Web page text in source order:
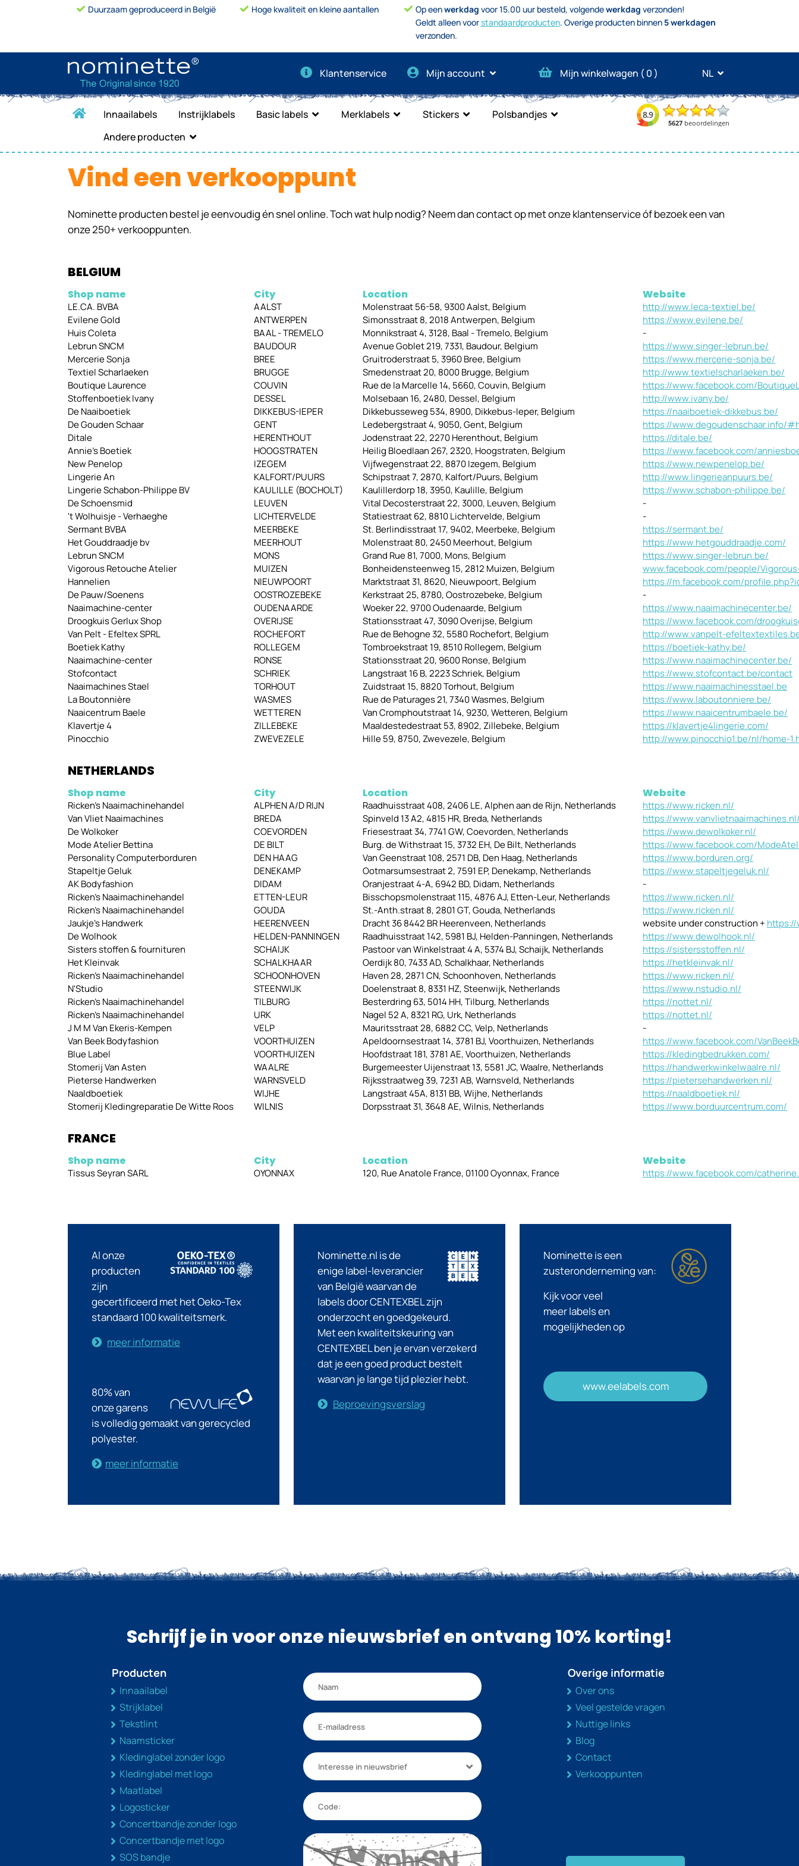
Duurzaam geproduceerd in België Hoge kwaliteit en kleine aantallen Op eenwerkdag voor 15.00 uur besteld, volgendewerkdag verzonden!
Geldt alleen voorstandaardproducten. Overige producten binnen 5 werkdagen
verzonden.
Klantenservice Mijn account Mijn winkelwagen ( 0) NL
Innaailabels Instrijklabels Basic labels Merklabels Stickers
Polsbandjes
Andere producten
Vind een verkooppunt
Nominette producten bestel je eenvoudig én snel online. Toch wat hulp nodig? Neem dan contact op met onze klantenservice óf bezoek een van
onze 250+ verkooppunten.
BELGIUM
Shop name City Location Website
LE.CA. BVBA AALST Molenstraat 56-58, 9300 Aalst, Belgium
http://www.leca-textiel.be/
Evilene Gold
ANTWERPEN Simonsstraat 8, 2018 Antwerpen, Belgium
https://www.evilene.be/
Huis Coleta
BAAL - TREMELO Monnikstraat 4, 3128, Baal - Tremelo, Belgium
-
Lebrun SNCM
BAUDOUR Avenue Goblet 219, 7331, Baudour, Belgium
https://www.singer-lebrun.be/
Mercerie Sonja
BREE Gruitroderstraat 5, 3960 Bree, Belgium
https://www.mercerie-sonja.be/
Textiel Scharlaeken
BRUGGE Smedenstraat 20, 8000 Brugge, Belgium
http://www.textielscharlaeken.be/
Boutique Laurence
COUVIN Rue de la Marcelle 14, 5660, Couvin, Belgium
https://www.facebook.com/
Stoffenboetiek Ivany
DESSEL Molsebaan 16, 2480, Dessel, Belgium
http://www.ivany.be/
De Naaiboetiek
DIKKEBUS-IEPER Dikkebusseweg 534, 8900, Dikkebus-Ieper, Belgium
https://naaiboetiek-dikkebus.be/
De Gouden Schaar
GENT Ledebergstraat 4, 9050, Gent, Belgium
https://www.degoudenschaar.info/
Ditale
HERENTHOUT Jodenstraat 22, 2270 Herenthout, Belgium
https://ditale.be/
Annie's Boetiek
HOOGSTRATEN Heilig Bloedlaan 267, 2320, Hoogstraten, Belgium
https://www.facebook.com/
New Penelop
IZEGEM Vijfwegenstraat 22, 8870 Izegem, Belgium
https://www.newpenelop.be/
Lingerie An
KALFORT/PUURS Schipstraat 7, 2870, Kalfort/Puurs, Belgium
http://www.lingerieanpuurs.be/
Lingerie Schabon-Philippe BV
KAULILLE (BOCHOLT) Kaulillerdorp 18, 3950, Kaulille, Belgium
https://www.schabon-philippe.be/
De Schoensmid
LEUVEN Vital Decosterstraat 22, 3000, Leuven, Belgium
-
't Wolhuisje - Verhaeghe
LICHTERVELDE Statiestraat 62, 8810 Lichtervelde, Belgium
-
Sermant BVBA
MEERBEKE St. Berlindisstraat 17, 9402, Meerbeke, Belgium
https://sermant.be/
Het Gouddraadje bv
MEERHOUT Molenstraat 80, 2450 Meerhout, Belgium
https://www.hetgouddraadje.com/
Lebrun SNCM
MONS Grand Rue 81, 7000, Mons, Belgium
https://www.singer-lebrun.be/
Vigorous Retouche Atelier
MUIZEN Bonheidensteenweg 15, 2812 Muizen, Belgium
www.facebook.com/people/
Hannelien
NIEUWPOORT Marktstraat 31, 8620, Nieuwpoort, Belgium
https://m.facebook.com/
De Pauw/Soenens
OOSTROZEBEKE Kerkstraat 25, 8780, Oostrozebeke, Belgium
-
Naaimachine-center
OUDENAARDE Woeker 22, 9700 Oudenaarde, Belgium
https://www.naaimachinecenter.be/
Droogkuis Gerlux Shop
OVERIJSE Stationsstraat 47, 3090 Overijse, Belgium
https://www.facebook.com/
Van Pelt - Efeltex SPRL
ROCHEFORT Rue de Behogne 32, 5580 Rochefort, Belgium
http://www.vanpelt-
Boetiek Kathy
ROLLEGEM Tombroekstraat 19, 8510 Rollegem, Belgium
https://boetiek-kathy.be/
Naaimachine-center
RONSE Stationsstraat 20, 9600 Ronse, Belgium
https://www.naaimachinecenter.be/
Stofcontact
SCHRIEK Langstraat 16 B, 2223 Schriek, Belgium
https://www.stofcontact.be/contact
Naaimachines Stael
TORHOUT Zuidstraat 15, 8820 Torhout, Belgium
https://www.naaimachinesstael.be
La Boutonnière
WASMES Rue de Paturages 21, 7340 Wasmes, Belgium
https://www.laboutonniere.be/
Naaicentrum Baele
WETTEREN Van Cromphoutstraat 14, 9230, Wetteren, Belgium
https://www.naaicentrumbaele.be/
Klavertje 4
ZILLEBEKE Maaldestedestraat 53, 8902, Zillebeke, Belgium
https://klavertje4lingerie.com/
Pinocchio
ZWEVEZELE Hille 59, 8750, Zwevezele, Belgium http://www.pinocchio1.be/nl/home-
NETHERLANDS
Shop name City Location Website
Ricken's Naaimachinehandel ALPHEN A/D RIJN Raadhuisstraat 408, 2406 LE, Alphen aan de Rijn, Netherlands
https://www.ricken.nl/
Van Vliet Naaimachines
BREDA Spinveld 13 A2, 4815 HR, Breda, Netherlands
https://
De Wolkoker
COEVORDEN Friesestraat 34, 7741 GW, Coevorden, Netherlands
https://www.dewolkoker.nl/
Mode Atelier Bettina
DE BILT Burg. de Withstraat 15, 3732 EH, De Bilt, Netherlands
https://www.facebook.com/
Personality Computerborduren
DEN HAAG Van Geenstraat 108, 2571 DB, Den Haag, Netherlands
https://www.borduren.org/
Stapeltje Geluk
DENEKAMP Ootmarsumsestraat 2, 7591 EP, Denekamp, Netherlands
https://www.stapeltjegeluk.nl/
AK Bodyfashion
DIDAM Oranjestraat 4-A, 6942 BD, Didam, Netherlands
-
Ricken's Naaimachinehandel
ETTEN-LEUR Bisschopsmolenstraat 115, 4876 AJ, Etten-Leur, Netherlands
https://www.ricken.nl/
Ricken's Naaimachinehandel
GOUDA St.-Anth.straat 8, 2801 GT, Gouda, Netherlands
https://www.ricken.nl/
Jaukje's Handwerk
HEERENVEEN Dracht 36 8442 BR Heerenveen, Netherlands website under construction + https://
De Wolhook
HELDEN-PANNINGEN Raadhuisstraat 142, 5981 BJ, Helden-Panningen, Netherlands
https://www.dewolhook.nl/
Sisters stoffen & fournituren
SCHAIJK Pastoor van Winkelstraat 4 A, 5374 BJ, Schaijk, Netherlands
https://sistersstoffen.nl/
Het Kleinvak
SCHALKHAAR Oerdijk 80, 7433 AD, Schalkhaar, Netherlands
https://hetkleinvak.nl/
Ricken's Naaimachinehandel
SCHOONHOVEN Haven 28, 2871 CN, Schoonhoven, Netherlands
https://www.ricken.nl/
N'Studio
STEENWIJK Doelenstraat 8, 8331 HZ, Steenwijk, Netherlands
https://www.nstudio.nl/
Ricken's Naaimachinehandel
TILBURG Besterdring 63, 5014 HH, Tilburg, Netherlands
https://nottet.nl/
Ricken's Naaimachinehandel
URK Nagel 52 A, 8321 RG, Urk, Netherlands
https://nottet.nl/
J M M Van Ekeris-Kempen
VELP Mauritsstraat 28, 6882 CC, Velp, Netherlands
-
Van Beek Bodyfashion
VOORTHUIZEN Apeldoornsestraat 14, 3781 BJ, Voorthuizen, Netherlands
https://www.facebook.com/
Blue Label
VOORTHUIZEN Hoofdstraat 181, 3781 AE, Voorthuizen, Netherlands
https://kledingbedrukken.com/
Stomerij Van Asten
WAALRE Burgemeester Uijenstraat 13, 5581 JC, Waalre, Netherlands
https://handwerkwinkelwaalre.nl/
Pieterse Handwerken
WARNSVELD Rijksstraatweg 39, 7231 AB, Warnsveld, Netherlands
https://pietersehandwerken.nl/
Naaldboetiek
WIJHE Langstraat 45A, 8131 BB, Wijhe, Netherlands
https://naaldboetiek.nl/
Stomerij Kledingreparatie De Witte Roos
WILNIS Dorpsstraat 31, 3648 AE, Wilnis, Netherlands https://www.borduurcentrum.com/
FRANCE
Shop name City Location Website
Tissus Seyran SARL OYONNAX 120, Rue Anatole France, 01100 Oyonnax, France https://www.facebook.com/
Al onze
producten
zijn
gecertificeerd met het Oeko-Tex
standaard 100 kwaliteitsmerk.
meer informatie
80% van
onze garens
is volledig gemaakt van gerecycled
polyester.
meer informatie
Nominette.nl is de
enige label-leverancier
van België waarvan de
labels door CENTEXBEL zijn
onderzocht en goedgekeurd.
Met een kwaliteitskeuring van
CENTEXBEL ben je ervan verzekerd
dat je een goed product bestelt
waarvan je lange tijd plezier hebt.
Beproevingsverslag
Nominette is een
zusteronderneming van:
Kijk voor veel
meer labels en
mogelijkheden op
www.eelabels.com
Schrijf je in voor onze nieuwsbrief en ontvang 10% korting!
Producten
Innaailabel
Strijklabel
Tekstlint
Naamsticker
Kledinglabel zonder logo
Kledinglabel met logo
Maatlabel
Logosticker
Concertbandje zonder logo
Concertbandje met logo
SOS bandje
Interesse in nieuwsbrief
Overige informatie
Over ons
Veel gestelde vragen
Nuttige links
Blog
Contact
Verkooppunten